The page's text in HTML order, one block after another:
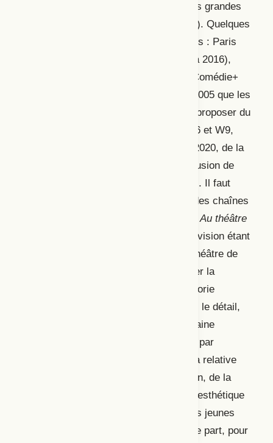
un spectacle en direct, du moins sur les grandes
chaînes généralistes » (Jost, 2007 : 30). Quelques
chaînes prennent plus ou moins le relais : Paris
Première (1986-), Spectacle (de 1996 à 2016),
Multivision Théâtre (de 1998 à 2008), Comédie+
(1997-), mais c’est surtout à partir de 2005 que les
chaînes généralistes recommencent à proposer du
théâtre (France 2, puis TF1 et TMC, M6 et W9,
C8…), jusqu’au lancement, en janvier 2020, de la
chaîne Olympia TV, consacrée à la diffusion de
spectacles vivants (Baldacchino, 2019). Il faut
donc une trentaine d’années pour que des chaînes
de télévision suppléent véritablement àAu théâtre
, la présence du théâtre à la télévision étant
encore essentiellement cantonnée au théâtre de
boulevard. Il ne s’agit pas ici de discuter la
pertinence et la délimitation de la catégorie
« boulevard », souvent inopérante dans le détail,
voire susceptible de véhiculer une certaine
condescendance, mais de la reprendre par
commodité : d’une part, pour signaler la relative
disparition, sur les chaînes de télévision, de la
création théâtrale liée à une recherche esthétique
promouvait quelques jeunes
dramaturges novateur·trices); et d’autre part, pour